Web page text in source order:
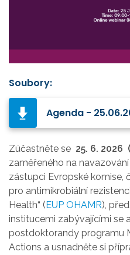
Soubory:
Agenda -
Zúčastněte se 25. 6. 2026
zaměřeného na
zástupci Evropské komise,
pro antimikrobiální
Health“ (EUP OHAMR),
institucemi zabývajícími se
postdoktorandy programu
Actions a usnadněte si